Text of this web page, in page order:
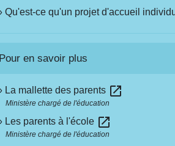
Qu'est-ce qu'un projet d'accueil
Pour en savoir plus
La mallette des parents open_in_new
Ministère chargé de l'éducation
Les parents à l'école open_in_new
Ministère chargé de l'éducation